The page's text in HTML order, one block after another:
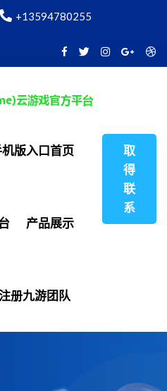
+13594780255
版入口首页
产品展示
册九游团队
取
得
联
系